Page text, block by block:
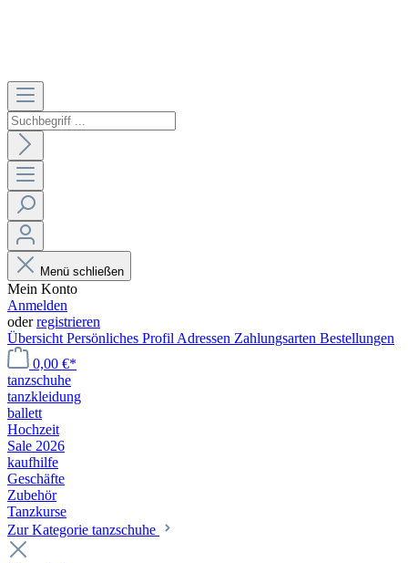
Menü schließen
Mein Konto
Anmelden
oderregistrieren
Übersicht Persönliches Profil Adressen Zahlungsarten Bestellungen
0,00 €*
tanzschuhe
tanzkleidung
ballett
Hochzeit
Sale 2026
kaufhilfe
Geschäfte
Zubehör
Tanzkurse
Zur Kategorie tanzschuhe